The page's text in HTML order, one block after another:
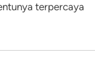
terpercaya